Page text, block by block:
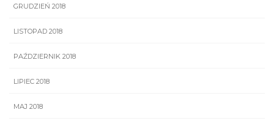
GRUDZIEŃ 2018
LISTOPAD 2018
PAŹDZIERNIK 2018
LIPIEC 2018
MAJ 2018